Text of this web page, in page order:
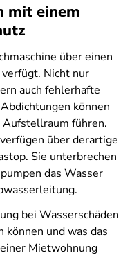
mit einem
über einen
Nicht nur
auch fehlerhafte
können
führen.
über derartige
Sie unterbrechen
das Wasser
bei Wasserschäden
können und was das
Mietwohnung